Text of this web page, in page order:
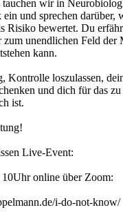
tauchen wir in
und sprechen darüber,
Risiko bewertet. Du
zum unendlichen Feld der
kann.
Kontrolle loszulassen,
und dich für das
ist.
Live-Event:
online über Zoom:
i-do-not-know/